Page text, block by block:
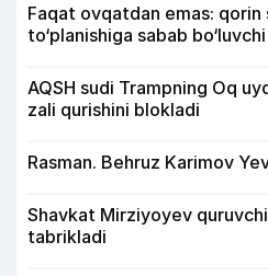
Faqat ovqatdan emas: qorin
to‘planishiga sabab
AQSH sudi Trampning Oq
zali qurishini blokladi
Rasman. Behruz Karimov
Shavkat Mirziyoyev
tabrikladi